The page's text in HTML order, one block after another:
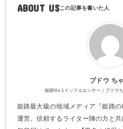
ABOUT US
ブドウ ち
姫路No.1インフルエンサー｜ブドウ
姫路最大級の地域メディア『姫路
運営。信頼するライター陣の力と